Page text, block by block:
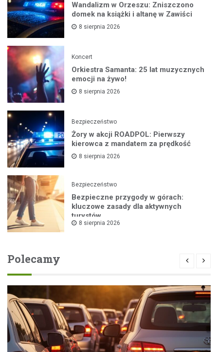
Wandalizm w Orzeszu: Zniszczono
domek na książki i altanę w Zawiści
8 sierpnia 2026
Koncert
Orkiestra Samanta: 25 lat muzycznych
emocji na żywo!
8 sierpnia 2026
Bezpieczeństwo
Żory w akcji ROADPOL: Pierwszy
kierowca z mandatem za prędkość
8 sierpnia 2026
Bezpieczeństwo
Bezpieczne przygody w górach:
kluczowe zasady dla aktywnych
turystów
8 sierpnia 2026
Polecamy